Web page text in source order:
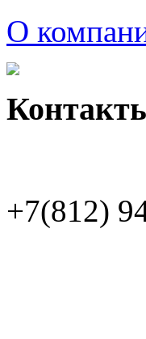
О
+7(812)